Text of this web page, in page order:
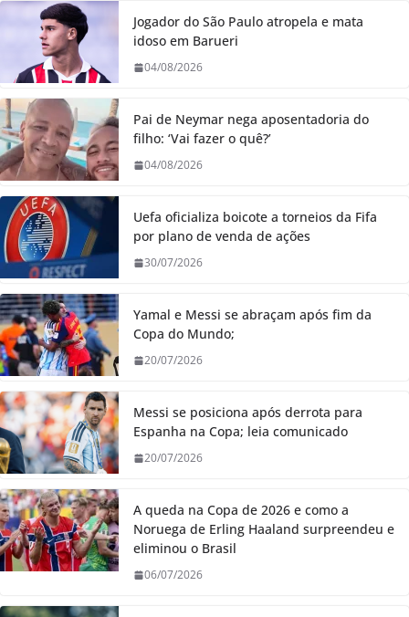
Jogador do São Paulo atropela e mata
idoso em Barueri
04/08/2026
Pai de Neymar nega aposentadoria do
filho: ‘Vai fazer o quê?’
04/08/2026
Uefa oficializa boicote a torneios da Fifa
por plano de venda de ações
30/07/2026
Yamal e Messi se abraçam após fim da
Copa do Mundo;
20/07/2026
Messi se posiciona após derrota para
Espanha na Copa; leia comunicado
20/07/2026
A queda na Copa de 2026 e como a
Noruega de Erling Haaland surpreendeu e
eliminou o Brasil
06/07/2026